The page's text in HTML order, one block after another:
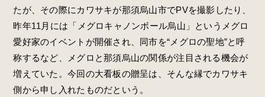
たが、その際にカワサキが那須烏山市でPVを撮影したり、
昨年11月には「メグロキャノンボール烏山」というメグロ
愛好家のイベントが開催され、同市を“メグロの聖地”と呼
称するなど、メグロと那須烏山の関係が注目される機会が
増えていた。今回の大看板の贈呈は、そんな縁でカワサキ
側から申し入れたものだという。